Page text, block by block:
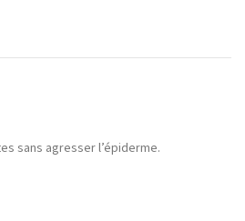
sans agresser l’épiderme.